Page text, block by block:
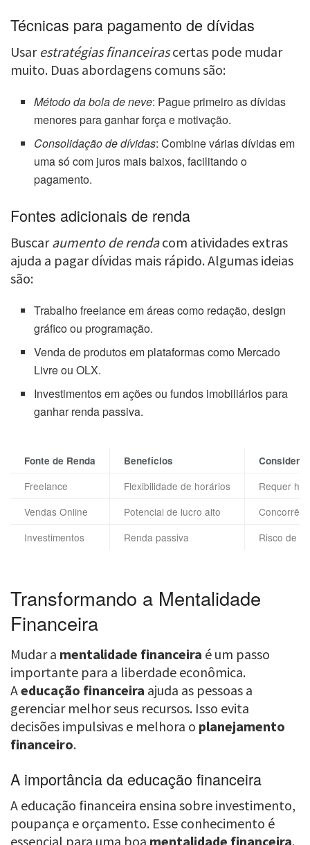
Técnicas para pagamento de dívidas
Usar estratégias financeirascertas pode mudar
muito. Duas abordagens comuns são:
Método da bola de neve: Pague primeiro as dívidas
menores para ganhar força e motivação.
Consolidação de dívidas: Combine várias dívidas em
uma só com juros mais baixos, facilitando o
pagamento.
Fontes adicionais de renda
Buscaraumento de rendacom atividades extras
ajuda a pagar dívidas mais rápido. Algumas ideias
são:
Trabalho freelance em áreas como redação, design
gráfico ou programação.
Venda de produtos em plataformas como Mercado
Livre ou OLX.
Investimentos em ações ou fundos imobiliários para
ganhar renda passiva.
Fonte de Renda Benefícios
Freelance Flexibilidade de horários
Requer
Vendas Online
Potencial de lucro alto
Investimentos
Renda passiva Risco de
Transformando a Mentalidade
Financeira
Mudar a mentalidade financeira é um passo
importante para a liberdade econômica.
Aeducação financeira ajuda as pessoas a
gerenciar melhor seus recursos. Isso evita
decisões impulsivas e melhora o planejamento
financeiro.
A importância da educação financeira
A educação financeira ensina sobre investimento,
poupança e orçamento. Esse conhecimento é
essencial para uma boa mentalidade financeira.